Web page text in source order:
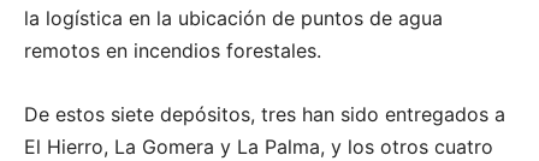
la logística en la ubicación de puntos de agua
remotos en incendios forestales.
De estos siete depósitos, tres han sido entregados a
El Hierro, La Gomera y La Palma, y los otros cuatro